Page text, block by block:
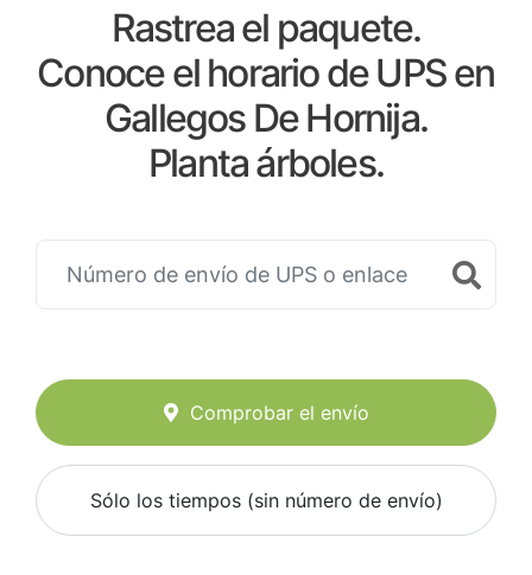
Rastrea el paquete.
Conoce el horario de UPS en
Gallegos De Hornija.
Planta árboles.
Comprobar el envío
Sólo los tiempos (sin número de envío)